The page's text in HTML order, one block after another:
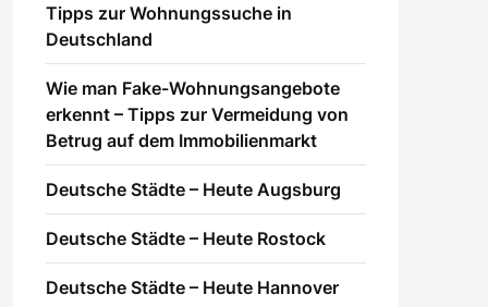
Tipps zur Wohnungssuche in
Deutschland
Wie man Fake-Wohnungsangebote
erkennt – Tipps zur Vermeidung von
Betrug auf dem Immobilienmarkt
Deutsche Städte – Heute Augsburg
Deutsche Städte – Heute Rostock
Deutsche Städte – Heute Hannover